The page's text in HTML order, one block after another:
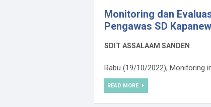
Monitoring dan
Pengawas SD
SDIT ASSALAAM SANDEN
Rabu (19/10/2022), Monitoring
READ MORE